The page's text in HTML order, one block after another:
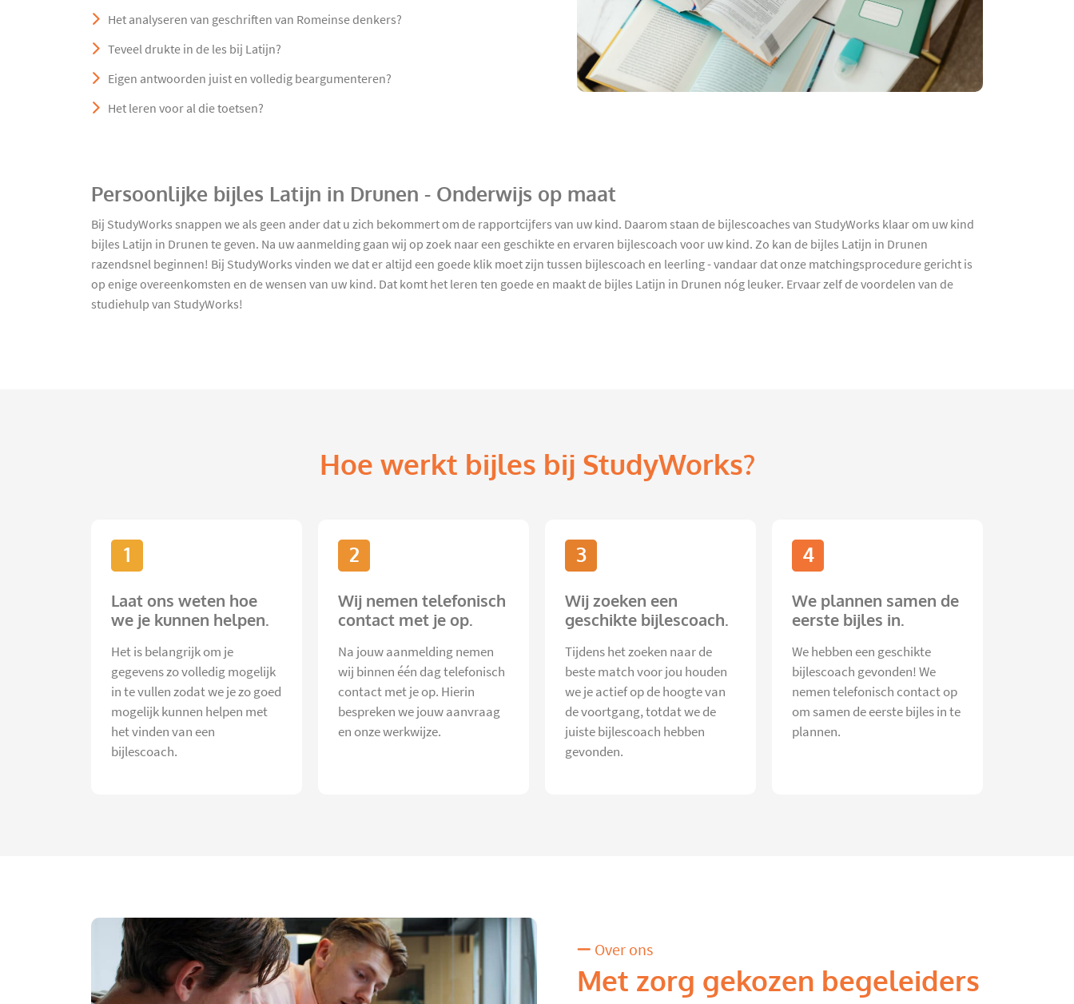
Het analyseren van geschriften van Romeinse denkers?
Teveel drukte in de les bij Latijn?
Eigen antwoorden juist en volledig beargumenteren?
Het leren voor al die toetsen?
Persoonlijke bijles Latijn in Drunen - Onderwijs op maat
Bij StudyWorks snappen we als geen ander dat u zich bekommert om de rapportcijfers van uw kind. Daarom staan de bijlescoaches van StudyWorks klaar om uw kind
bijles Latijn in Drunen te geven. Na uw aanmelding gaan wij op zoek naar een geschikte en ervaren bijlescoach voor uw kind. Zo kan de bijles Latijn in Drunen
razendsnel beginnen! Bij StudyWorks vinden we dat er altijd een goede klik moet zijn tussen bijlescoach en leerling - vandaar dat onze matchingsprocedure gericht is
op enige overeenkomsten en de wensen van uw kind. Dat komt het leren ten goede en maakt de bijles Latijn in Drunen nóg leuker. Ervaar zelf de voordelen van de
studiehulp van StudyWorks!
Hoe werkt bijles bij StudyWorks?
1
Laat ons weten hoe
we je kunnen helpen.
Het is belangrijk om je
gegevens zo volledig mogelijk
in te vullen zodat we je zo goed
mogelijk kunnen helpen met
het vinden van een
bijlescoach.
2
Wij nemen telefonisch
contact met je op.
Na jouw aanmelding nemen
wij binnen één dag telefonisch
contact met je op. Hierin
bespreken we jouw aanvraag
en onze werkwijze.
3
Wij zoeken een
geschikte bijlescoach.
Tijdens het zoeken naar de
beste match voor jou houden
we je actief op de hoogte van
de voortgang, totdat we de
juiste bijlescoach hebben
gevonden.
4
We plannen samen de
eerste bijles in.
We hebben een geschikte
bijlescoach gevonden! We
nemen telefonisch contact op
om samen de eerste bijles in te
plannen.
Over ons
Met zorg gekozen begeleiders